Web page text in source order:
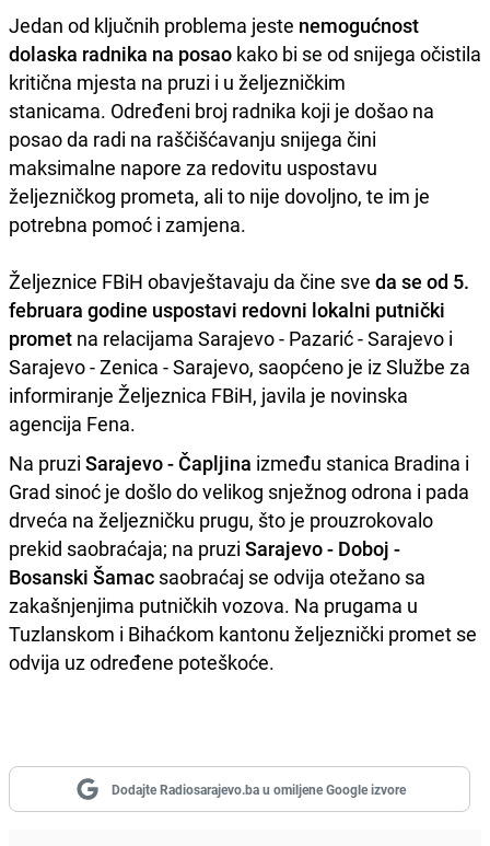
Jedan od ključnih problema jeste nemogućnost
dolaska radnika na posao kako bi se od snijega očistila
kritična mjesta na pruzi i u željezničkim
stanicama. Određeni broj radnika koji je došao na
posao da radi na raščišćavanju snijega čini
maksimalne napore za redovitu uspostavu
željezničkog prometa, ali to nije dovoljno, te im je
potrebna pomoć i zamjena.
Željeznice FBiH obavještavaju da čine sve da se od 5.
februara godine uspostavi redovni lokalni putnički
promet na relacijama Sarajevo - Pazarić - Sarajevo i
Sarajevo - Zenica - Sarajevo, saopćeno je iz Službe za
informiranje Željeznica FBiH, javila je novinska
agencija Fena.
Na pruzi Sarajevo - Čapljina između stanica Bradina i
Grad sinoć je došlo do velikog snježnog odrona i pada
drveća na željezničku prugu, što je prouzrokovalo
prekid saobraćaja; na pruzi Sarajevo - Doboj -
Bosanski Šamac saobraćaj se odvija otežano sa
zakašnjenjima putničkih vozova. Na prugama u
Tuzlanskom i Bihaćkom kantonu željeznički promet se
odvija uz određene poteškoće.
Dodajte Radiosarajevo.ba u omiljene Google izvore